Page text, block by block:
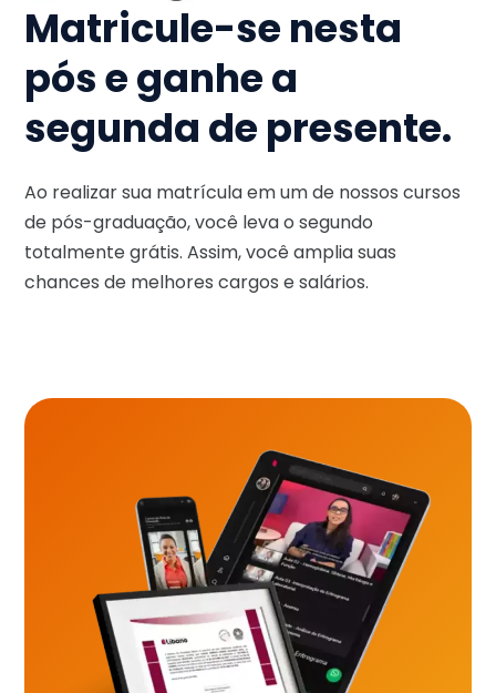
Matricule-se nesta
pós e ganhe a
segunda de presente.
Ao realizar sua matrícula em um de nossos cursos
de pós-graduação, você leva o segundo
totalmente grátis. Assim, você amplia suas
chances de melhores cargos e salários.